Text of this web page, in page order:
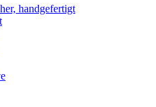
handgefertigt